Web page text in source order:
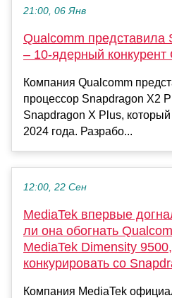
21:00, 06 Янв
Qualcomm представила
– 10-ядерный конкурент
Компания Qualcomm
процессор Snapdragon X2
Snapdragon X Plus,
2024 года. Разрабо...
12:00, 22 Сен
MediaTek впервые
ли она обогнать
MediaTek Dimensity
конкурировать со
Компания MediaTek